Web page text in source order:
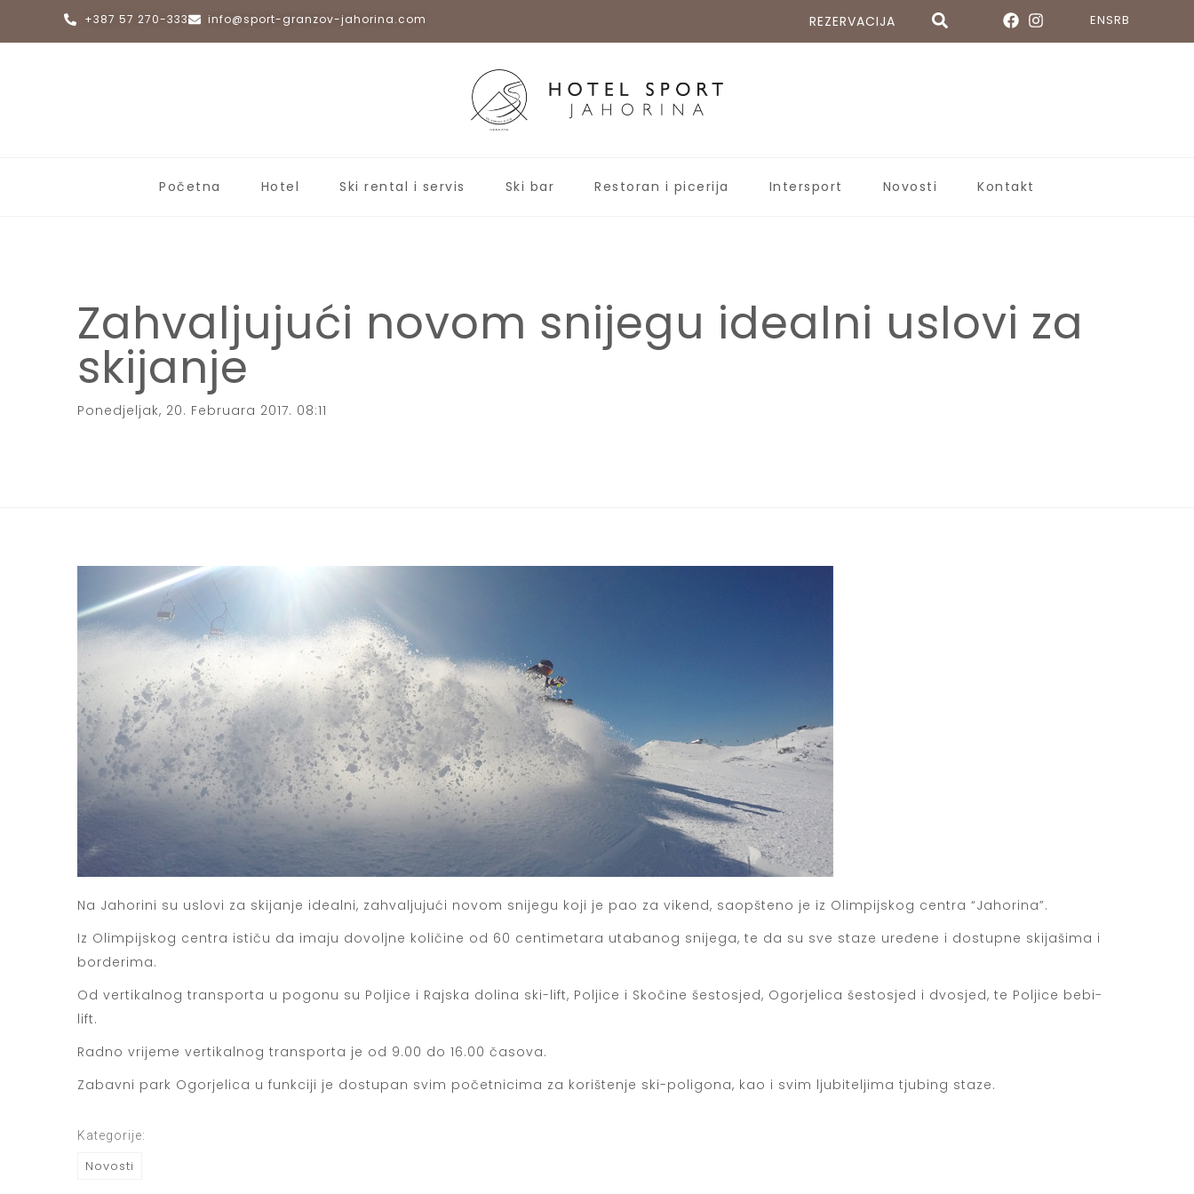
+387 57 270-333 info@sport-granzov-jahorina.com REZERVACIJA ENSRB
Početna Hotel Ski rental i servis Ski bar Restoran i picerija Intersport Novosti Kontakt
Zahvaljujući novom snijegu idealni uslovi za
skijanje
Ponedjeljak, 20. Februara 2017. 08:11
Na Jahorini su uslovi za skijanje idealni, zahvaljujući novom snijegu koji je pao za vikend, saopšteno je iz Olimpijskog centra “Jahorina”.
Iz Olimpijskog centra ističu da imaju dovoljne količine od 60 centimetara utabanog snijega, te da su sve staze uređene i dostupne skijašima i
borderima.
Od vertikalnog transporta u pogonu su Poljice i Rajska dolina ski-lift, Poljice i Skočine šestosjed, Ogorjelica šestosjed i dvosjed, te Poljice bebi-
lift.
Radno vrijeme vertikalnog transporta je od 9.00 do 16.00 časova.
Zabavni park Ogorjelica u funkciji je dostupan svim početnicima za korištenje ski-poligona, kao i svim ljubiteljima tjubing staze.
Kategorije:
Novosti